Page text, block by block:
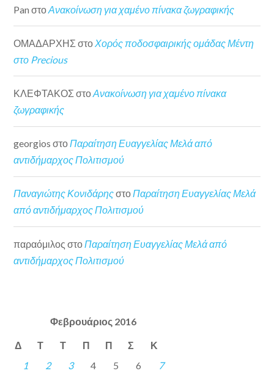
Pan στοΑνακοίνωση για χαμένο πίνακα ζωγραφικής
ΟΜΑΔΑΡΧΗΣ στοΧορός ποδοσφαιρικής ομάδας Μέντη
στο Precious
ΚΛΕΦΤΑΚΟΣ στοΑνακοίνωση για χαμένο πίνακα
ζωγραφικής
georgios στοΠαραίτηση Ευαγγελίας Μελά από
αντιδήμαρχος Πολιτισμού
Παναγιώτης ΚονιδάρηςστοΠαραίτηση Ευαγγελίας Μελά
από αντιδήμαρχος Πολιτισμού
παραόμιλος στο Παραίτηση Ευαγγελίας Μελά από
αντιδήμαρχος Πολιτισμού
Φεβρουάριος 2016
Δ Τ Τ Π Π Σ Κ
1 2 3 4 5 6
7